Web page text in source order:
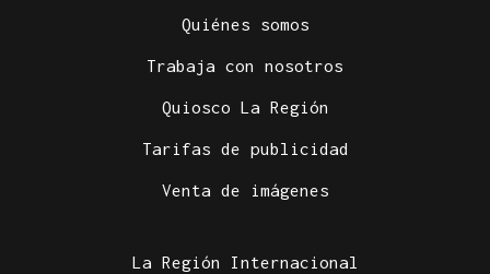
Quiénes somos
Trabaja con nosotros
Quiosco La Región
Tarifas de publicidad
Venta de imágenes
La Región Internacional